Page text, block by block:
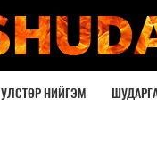
УЛСТӨР НИЙГЭМ